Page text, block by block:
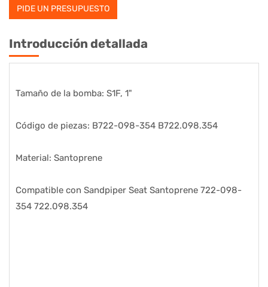
PIDE UN PRESUPUESTO
Introducción detallada
Tamaño de la bomba: S1F, 1"
Código de piezas: B722-098-354 B722.098.354
Material: Santoprene
Compatible con Sandpiper Seat Santoprene 722-098-
354 722.098.354